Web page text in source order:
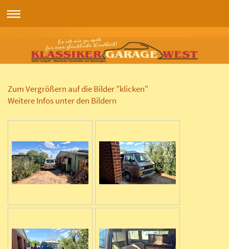
Zum Vergrößern auf die Bilder "klicken"
Weitere Infos unter den Bildern